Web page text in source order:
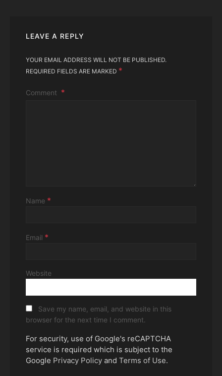
LEAVE A REPLY
YOUR EMAIL ADDRESS WILL NOT BE PUBLISHED.
REQUIRED FIELDS ARE MARKED *
Comment
Name *
Email *
Website
Save my name, email, and website in this
browser for the next time I comment.
For security, use of Google's reCAPTCHA
service is required which is subject to the
Google Privacy Policy and Terms of Use.